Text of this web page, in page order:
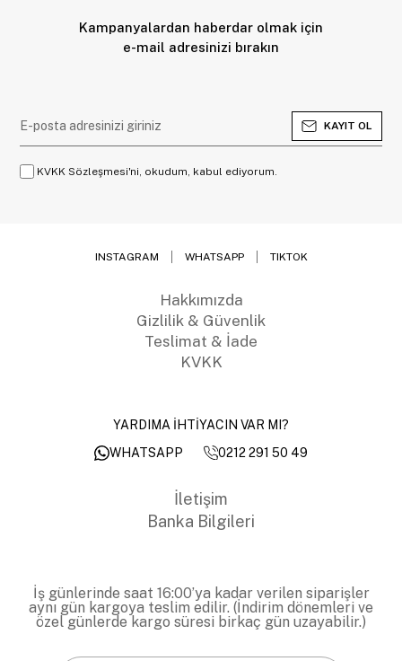
Kampanyalardan haberdar olmak için
e-mail adresinizi bırakın
KAYIT OL
KVKK Sözleşmesi'ni, okudum, kabul ediyorum.
INSTAGRAM WHATSAPP TIKTOK
Hakkımızda
Gizlilik & Güvenlik
Teslimat & İade
KVKK
YARDIMA İHTİYACIN VAR MI?
WHATSAPP
0212 291 50 49
İletişim
Banka Bilgileri
İş günlerinde saat 16:00’ya kadar verilen siparişler
aynı gün kargoya teslim edilir. (İndirim dönemleri ve
özel günlerde kargo süresi birkaç gün uzayabilir.)